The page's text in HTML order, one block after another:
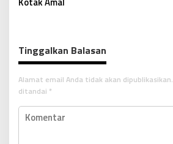
s
i
p
o
Tinggalkan Balasan
Alamat email Anda tidak akan dipublikasikan.
ditandai *